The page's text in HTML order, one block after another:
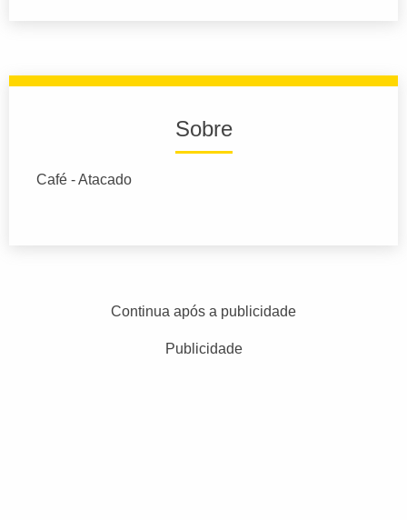
Sobre
Café - Atacado
Continua após a publicidade
Publicidade